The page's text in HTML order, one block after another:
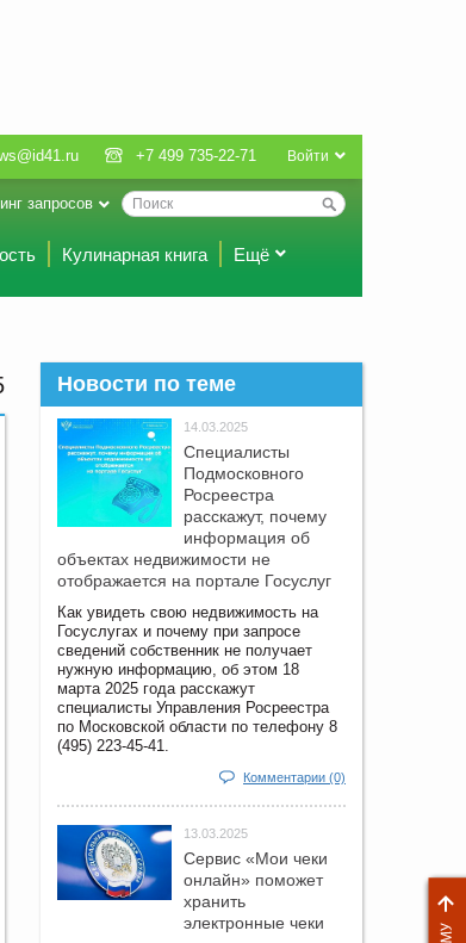
Войти
+7 499 735-22-71
запросов
Кулинарная книга Ещё
Новости по теме
14.03.2025
Специалисты
Подмосковного
Росреестра
расскажут, почему
информация об
объектах недвижимости не
отображается на портале Госуслуг
Как увидеть свою недвижимость на
Госуслугах и почему при запросе
сведений собственник не получает
нужную информацию, об этом 18
марта 2025 года расскажут
специалисты Управления Росреестра
по Московской области по телефону 8
(495) 223-45-41.
Комментарии (0)
13.03.2025
Сервис «Мои чеки
онлайн» поможет
хранить
электронные чеки